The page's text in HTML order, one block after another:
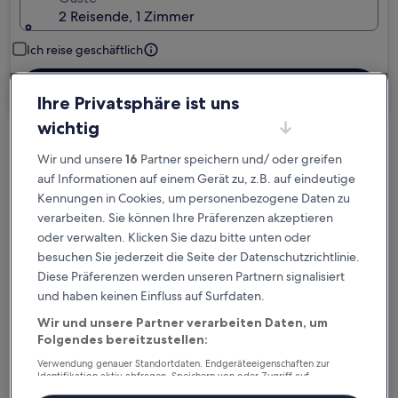
2 Reisende, 1 Zimmer
Ich reise geschäftlich
Kostenlose Stornierung bei
Planänderungen
Verdiene Prämien für jede
wahrgenommene Übernachtung
Mehr sparen mit Preisen für Mitglieder
Überprüfe die Preise für diese Daten
Ihre Privatsphäre ist uns
wichtig
Wir und unsere16 Partner speichern und/ oder greifen
auf Informationen auf einem Gerät zu, z.B. auf eindeutige
Kennungen in Cookies, um personenbezogene Daten zu
verarbeiten. Sie können Ihre Präferenzen akzeptieren
oder verwalten. Klicken Sie dazu bitte unten oder
besuchen Sie jederzeit die Seite der Datenschutzrichtlinie.
Diese Präferenzen werden unseren Partnern signalisiert
und haben keinen Einfluss auf Surfdaten.
Wir und unsere Partner verarbeiten Daten, um
Folgendes bereitzustellen:
Verwendung genauer Standortdaten. Endgeräteeigenschaften zur
Identifikation aktiv abfragen. Speichern von oder Zugriff auf